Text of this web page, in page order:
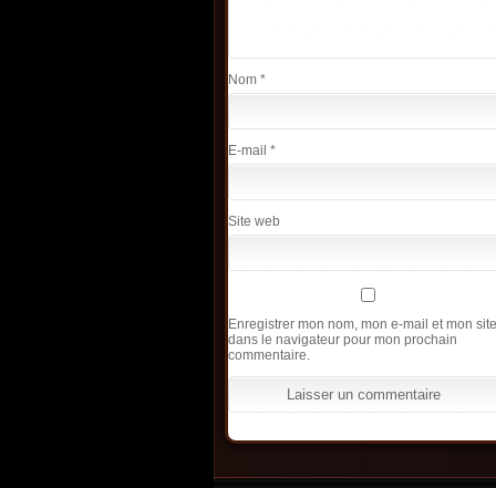
Nom *
E-mail *
Site web
Enregistrer mon nom, mon e-mail et mon site
dans le navigateur pour mon prochain
commentaire.